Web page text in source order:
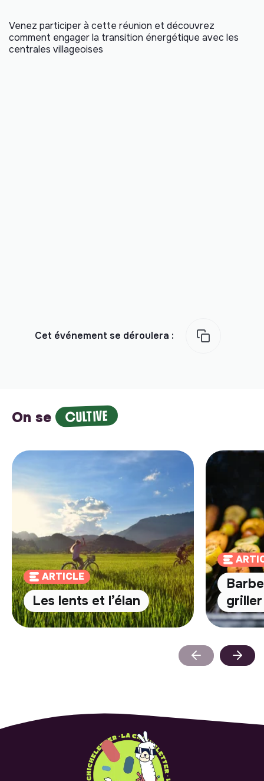
Venez participer à cette réunion et découvrez
comment engager la transition énergétique avec les
centrales villageoises
Cet événement se déroulera :
On se CULTIVE
ARTICLE
Les lents et l’élan